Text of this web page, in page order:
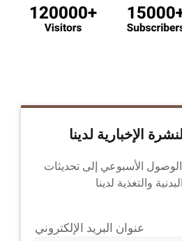
الإخبارية لدينا
الأسبوعي إلى تحديثات
عنوان البريد الإلكتروني